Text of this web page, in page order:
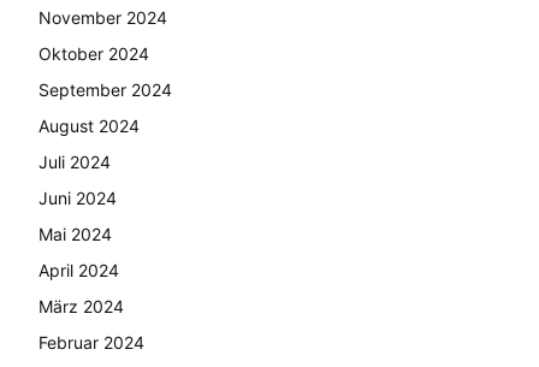
November 2024
Oktober 2024
September 2024
August 2024
Juli 2024
Juni 2024
Mai 2024
April 2024
März 2024
Februar 2024